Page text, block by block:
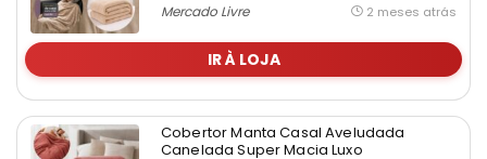
Mercado Livre 2 meses atrás
IR À LOJA
Cobertor Manta Casal Aveludada
Canelada Super Macia Luxo